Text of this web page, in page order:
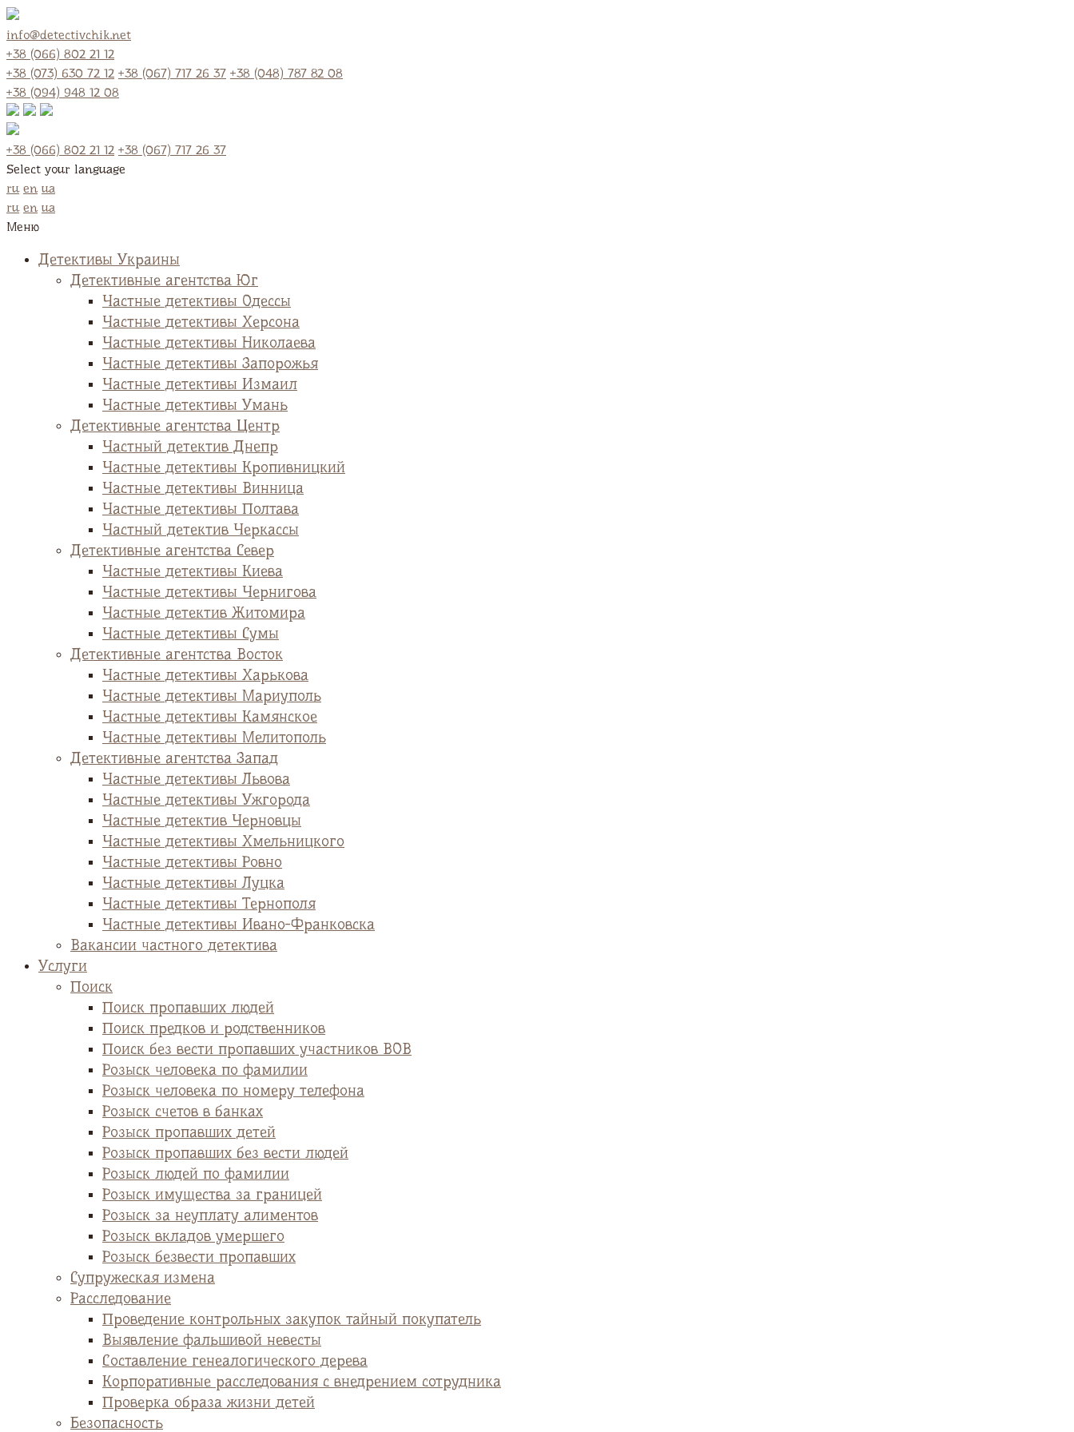
info@detectivchik.net
+38 (066) 802 21 12
+38 (073) 630 72 12 +38 (067) 717 26 37 +38 (048) 787 82 08
+38 (094) 948 12 08
+38 (066) 802 21 12 +38 (067) 717 26 37
Select your language
ru en ua
ru en ua
Меню
Детективы Украины
Детективные агентства Юг
Частные детективы Одессы
Частные детективы Херсона
Частные детективы Николаева
Частные детективы Запорожья
Частные детективы Измаил
Частные детективы Умань
Детективные агентства Центр
Частный детектив Днепр
Частные детективы Кропивницкий
Частные детективы Винница
Частные детективы Полтава
Частный детектив Черкассы
Детективные агентства Север
Частные детективы Киева
Частные детективы Чернигова
Частные детектив Житомира
Частные детективы Сумы
Детективные агентства Восток
Частные детективы Харькова
Частные детективы Мариуполь
Частные детективы Камянское
Частные детективы Мелитополь
Детективные агентства Запад
Частные детективы Львова
Частные детективы Ужгорода
Частные детектив Черновцы
Частные детективы Хмельницкого
Частные детективы Ровно
Частные детективы Луцка
Частные детективы Тернополя
Частные детективы Ивано-Франковска
Вакансии частного детектива
Услуги
Поиск
Поиск пропавших людей
Поиск предков и родственников
Поиск без вести пропавших участников ВОВ
Розыск человека по фамилии
Розыск человека по номеру телефона
Розыск счетов в банках
Розыск пропавших детей
Розыск пропавших без вести людей
Розыск людей по фамилии
Розыск имущества за границей
Розыск за неуплату алиментов
Розыск вкладов умершего
Розыск безвести пропавших
Супружеская измена
Расследование
Проведение контрольных закупок тайный покупатель
Выявление фальшивой невесты
Cоставление генеалогического дерева
Корпоративные расследования с внедрением сотрудника
Проверка образа жизни детей
Безопасность